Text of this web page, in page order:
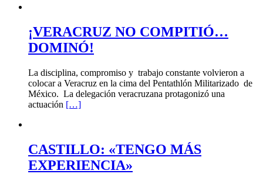
¡VERACRUZ NO COMPITIÓ…
DOMINÓ!
La disciplina, compromiso y trabajo constante volvieron a
colocar a Veracruz en la cima del Pentathlón Militarizado de
México. La delegación veracruzana protagonizó una
actuación […]
CASTILLO: «TENGO MÁS
EXPERIENCIA»